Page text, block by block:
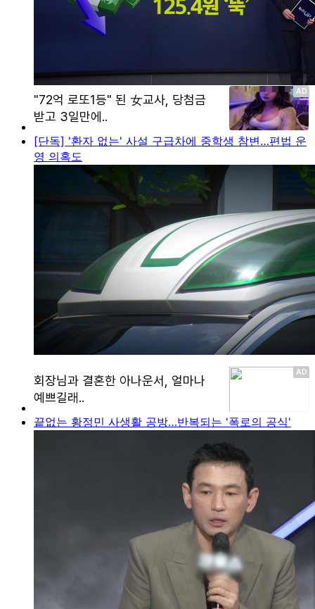
[단독] '환자 없는' 사설 구급차에 중학생 참변…편법 운
영 의혹도
끝없는 황정민 사생활 공방…반복되는 '폭로의 공식'